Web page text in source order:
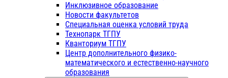
Инклюзивное образование
Новости факультетов
Специальная оценка условий труда
Технопарк ТГПУ
Кванториум ТГПУ
Центр дополнительного физико-
математического и естественно-научного
образования